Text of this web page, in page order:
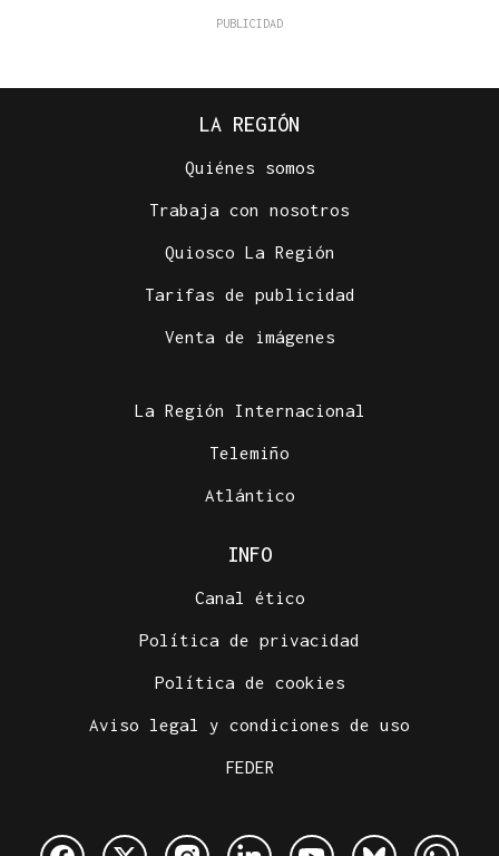
LA REGIÓN
Quiénes somos
Trabaja con nosotros
Quiosco La Región
Tarifas de publicidad
Venta de imágenes
La Región Internacional
Telemiño
Atlántico
INFO
Canal ético
Política de privacidad
Política de cookies
Aviso legal y condiciones de uso
FEDER